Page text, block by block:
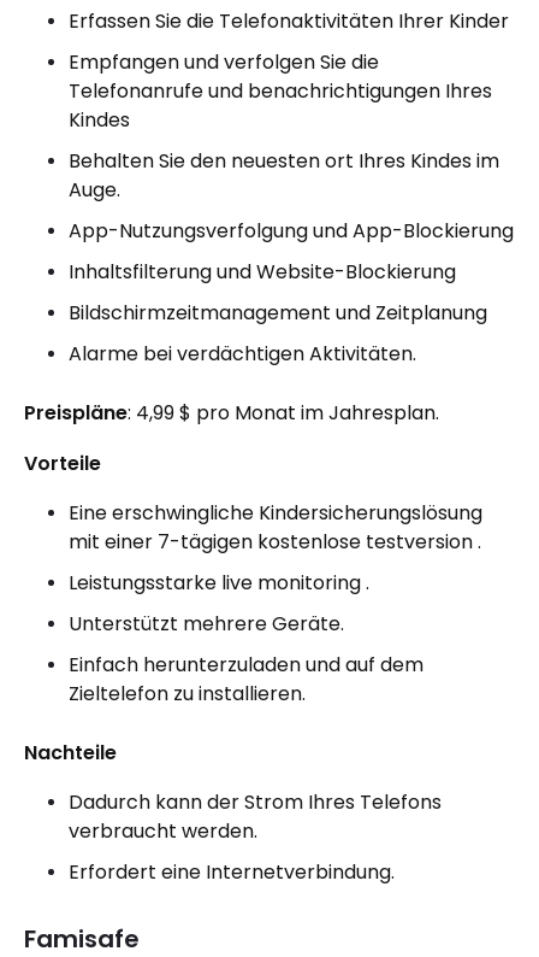
Erfassen Sie die Telefonaktivitäten Ihrer Kinder
Empfangen und verfolgen Sie die
Telefonanrufe und benachrichtigungen Ihres
Kindes
Behalten Sie den neuesten ort Ihres Kindes im
Auge.
App-Nutzungsverfolgung und App-Blockierung
Inhaltsfilterung und Website-Blockierung
Bildschirmzeitmanagement und Zeitplanung
Alarme bei verdächtigen Aktivitäten.
Preispläne: 4,99 $ pro Monat im Jahresplan.
Vorteile
Eine erschwingliche Kindersicherungslösung
mit einer 7-tägigen kostenlose testversion .
Leistungsstarke live monitoring .
Unterstützt mehrere Geräte.
Einfach herunterzuladen und auf dem
Zieltelefon zu installieren.
Nachteile
Dadurch kann der Strom Ihres Telefons
verbraucht werden.
Erfordert eine Internetverbindung.
Famisafe